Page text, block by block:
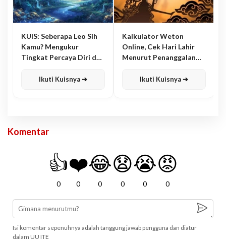
KUIS: Seberapa Leo Sih
Kamu? Mengukur
Tingkat Percaya Diri dan
Ikuti Kuisnya ➔
Kalkulator Weton
Online, Cek Hari Lahir
Menurut Penanggalan
Ikuti Kuisnya ➔
Komentar
👍
0
❤️
0
😂
0
😧
0
😭
0
😡
0
Isi komentar sepenuhnya adalah tanggung jawab pengguna dan diatur
dalam UU ITE